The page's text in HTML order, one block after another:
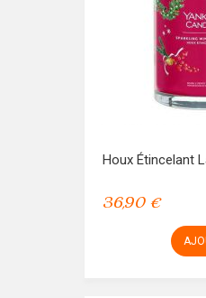
Houx Étincelant
36,90 €